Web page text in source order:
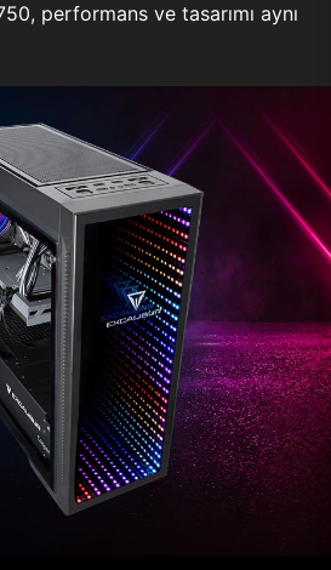
performans ve tasarımı aynı